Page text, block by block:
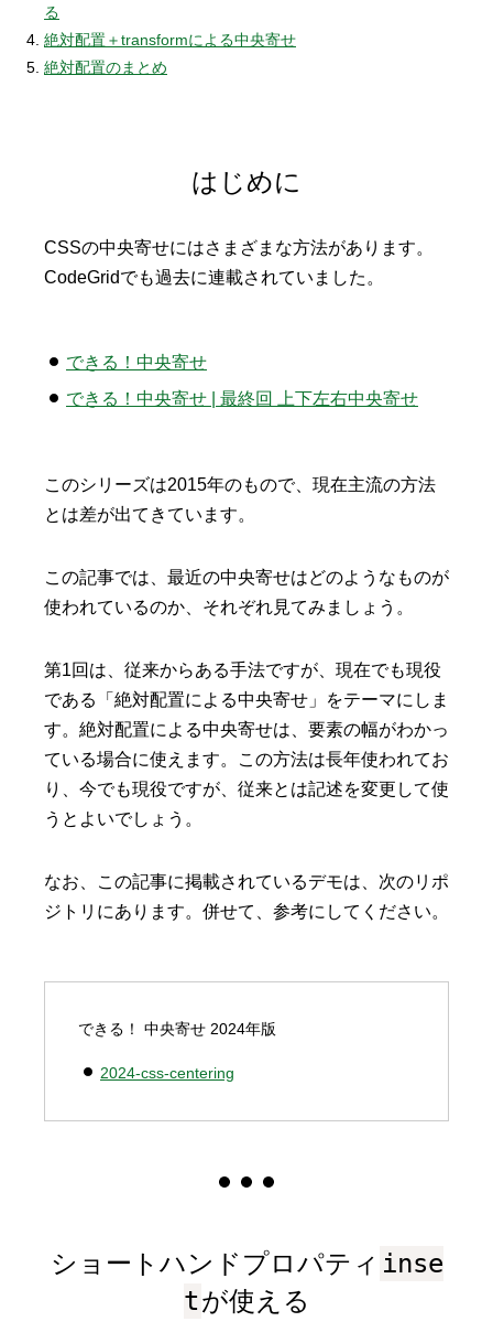
る
絶対配置＋transformによる中央寄せ
絶対配置のまとめ
はじめに
CSSの中央寄せにはさまざまな方法があります。
CodeGridでも過去に連載されていました。
できる！中央寄せ
できる！中央寄せ | 最終回 上下左右中央寄せ
このシリーズは2015年のもので、現在主流の方法
とは差が出てきています。
この記事では、最近の中央寄せはどのようなものが
使われているのか、それぞれ見てみましょう。
第1回は、従来からある手法ですが、現在でも現役
である「絶対配置による中央寄せ」をテーマにしま
す。絶対配置による中央寄せは、要素の幅がわかっ
ている場合に使えます。この方法は長年使われてお
り、今でも現役ですが、従来とは記述を変更して使
うとよいでしょう。
なお、この記事に掲載されているデモは、次のリポ
ジトリにあります。併せて、参考にしてください。
できる！ 中央寄せ 2024年版
2024-css-centering
ショートハンドプロパティ inse
tが使える